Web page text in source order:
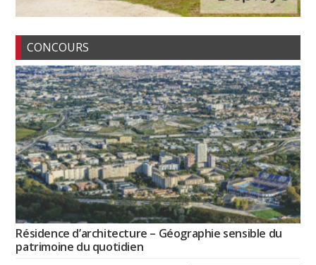
CONCOURS
Résidence d’architecture – Géographie sensible du
patrimoine du quotidien